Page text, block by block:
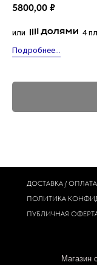
5800,00 ₽
или
4
Подробнее...
Магазин
ДОСТАВКА /
ПОЛИТИКА
ПУБЛИЧНАЯ